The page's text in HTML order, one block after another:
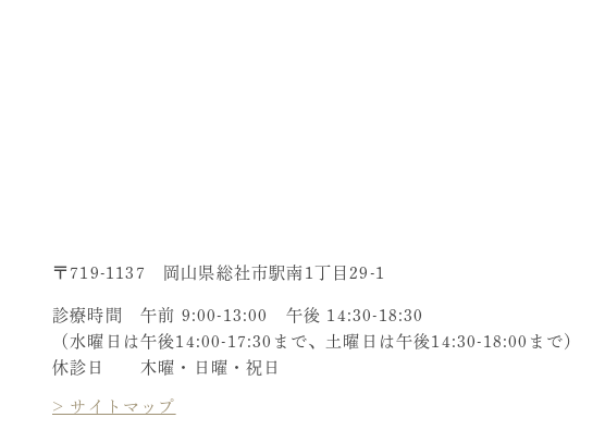
〒719-1137 岡山県総社市駅南1丁目29-1
診療時間 午前 9:00-13:00 午後 14:30-18:30
（水曜日は午後14:00-17:30まで、土曜日は午後14:30-18:00まで）
休診日 木曜・日曜・祝日
> サイトマップ